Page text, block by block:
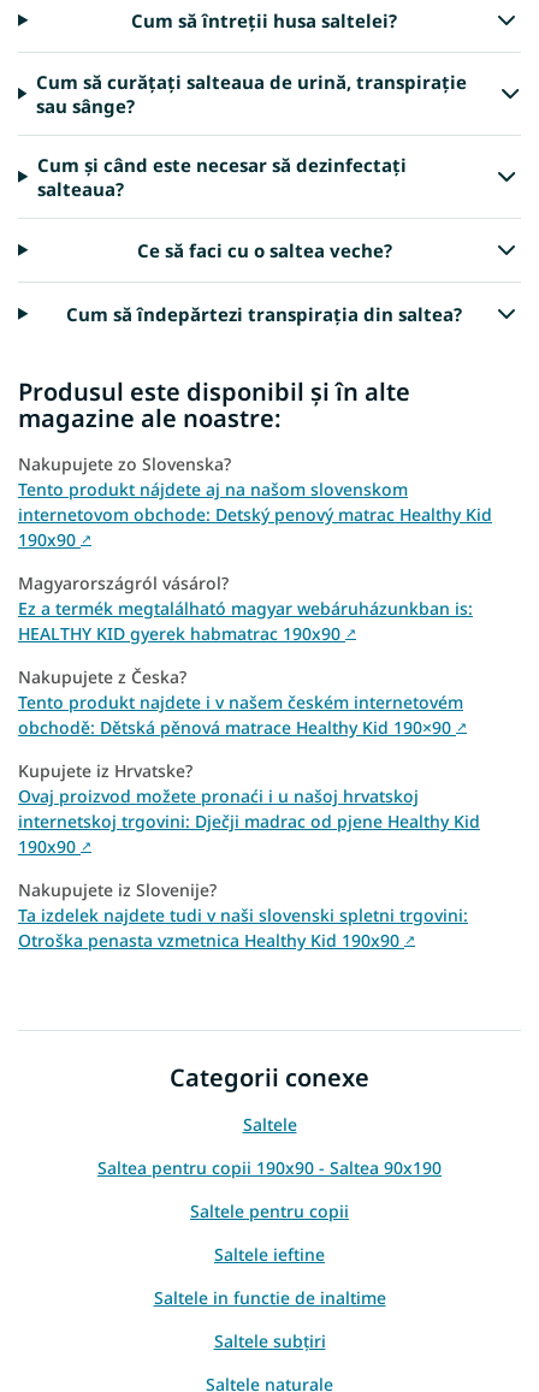
Cum să întreții husa saltelei?
Cum să curățați salteaua de urină, transpirație
sau sânge?
Cum și când este necesar să dezinfectați
salteaua?
Ce să faci cu o saltea veche?
Cum să îndepărtezi transpirația din saltea?
Produsul este disponibil și în alte
magazine ale noastre:
Nakupujete zo Slovenska?
Tento produkt nájdete aj na našom slovenskom
internetovom obchode: Detský penový matrac Healthy Kid
190x90 ↗
Magyarországról vásárol?
Ez a termék megtalálható magyar webáruházunkban is:
HEALTHY KID gyerek habmatrac 190x90 ↗
Nakupujete z Česka?
Tento produkt najdete i v našem českém internetovém
obchodě: Dětská pěnová matrace Healthy Kid 190×90 ↗
Kupujete iz Hrvatske?
Ovaj proizvod možete pronaći i u našoj hrvatskoj
internetskoj trgovini: Dječji madrac od pjene Healthy Kid
190x90 ↗
Nakupujete iz Slovenije?
Ta izdelek najdete tudi v naši slovenski spletni trgovini:
Otroška penasta vzmetnica Healthy Kid 190x90 ↗
Categorii conexe
Saltele
Saltea pentru copii 190x90 - Saltea 90x190
Saltele pentru copii
Saltele ieftine
Saltele in functie de inaltime
Saltele subțiri
Saltele naturale